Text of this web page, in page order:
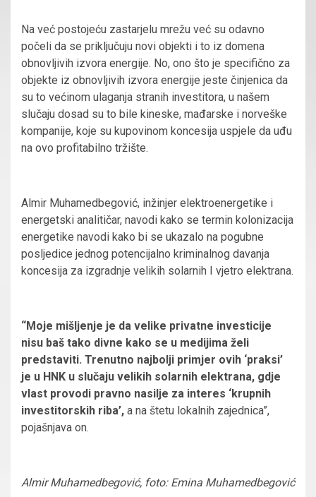
Na već postojeću zastarjelu mrežu već su odavno
počeli da se priključuju novi objekti i to iz domena
obnovljivih izvora energije. No, ono što je specifično za
objekte iz obnovljivih izvora energije jeste činjenica da
su to većinom ulaganja stranih investitora, u našem
slučaju dosad su to bile kineske, mađarske i norveške
kompanije, koje su kupovinom koncesija uspjele da uđu
na ovo profitabilno tržište.
Almir Muhamedbegović, inžinjer elektroenergetike i
energetski analitičar, navodi kako se termin kolonizacija
energetike navodi kako bi se ukazalo na pogubne
posljedice jednog potencijalno kriminalnog davanja
koncesija za izgradnje velikih solarnih I vjetro elektrana.
“Moje mišljenje je da velike privatne investicije
nisu baš tako divne kako se u medijima želi
predstaviti. Trenutno najbolji primjer ovih ‘praksi’
je u HNK u slučaju velikih solarnih elektrana, gdje
vlast provodi pravno nasilje za interes ‘krupnih
investitorskih riba’, a na štetu lokalnih zajednica”,
pojašnjava on.
Almir Muhamedbegović, foto: Emina Muhamedbegović